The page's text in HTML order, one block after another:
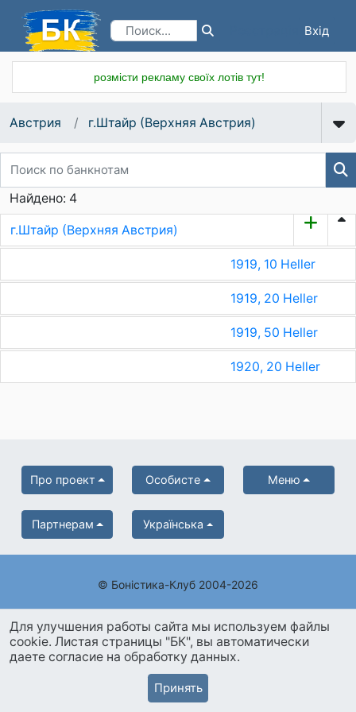
Вхід
розмісти рекламу своїх лотів тут!
Австрия г.Штайр (Верхняя Австрия)
Найдено: 4
г.Штайр (Верхняя Австрия)
1919, 10 Heller
1919, 20 Heller
1919, 50 Heller
1920, 20 Heller
Про проект Особисте Меню
Партнерам Українська
© Боністика-Клуб 2004-2026
Для улучшения работы сайта мы используем файлы
cookie. Листая страницы "БК", вы автоматически
даете согласие на обработку данных.
Принять